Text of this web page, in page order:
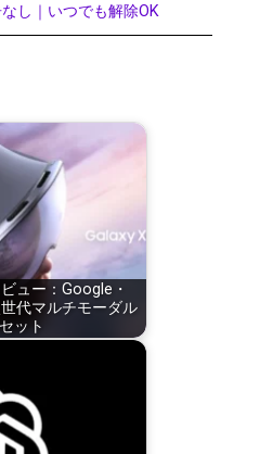
し｜いつでも解除OK
ュー：Google・
代マルチモーダル
ット